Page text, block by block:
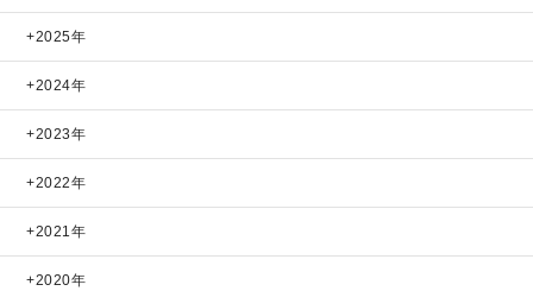
2025年
2024年
2023年
2022年
2021年
2020年